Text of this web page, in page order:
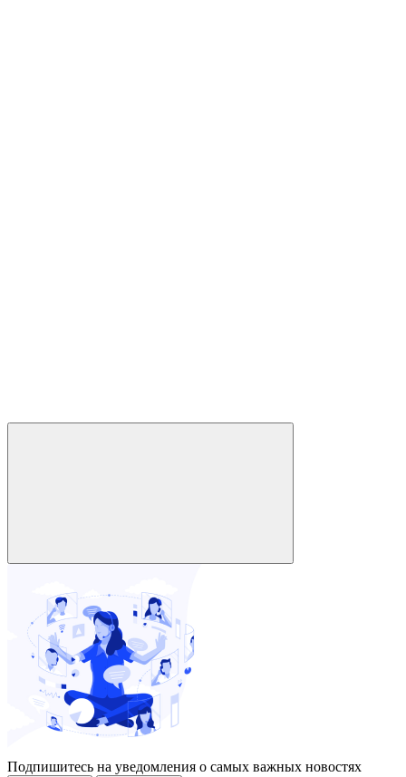
Подпишитесь на уведомления о самых важных новостях